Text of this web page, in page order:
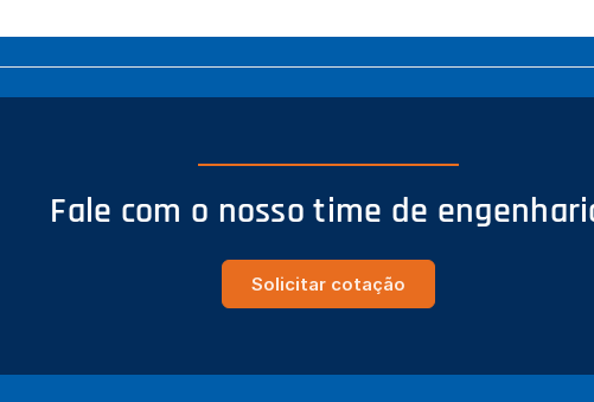
Fale com o nosso time de
Solicitar cotação